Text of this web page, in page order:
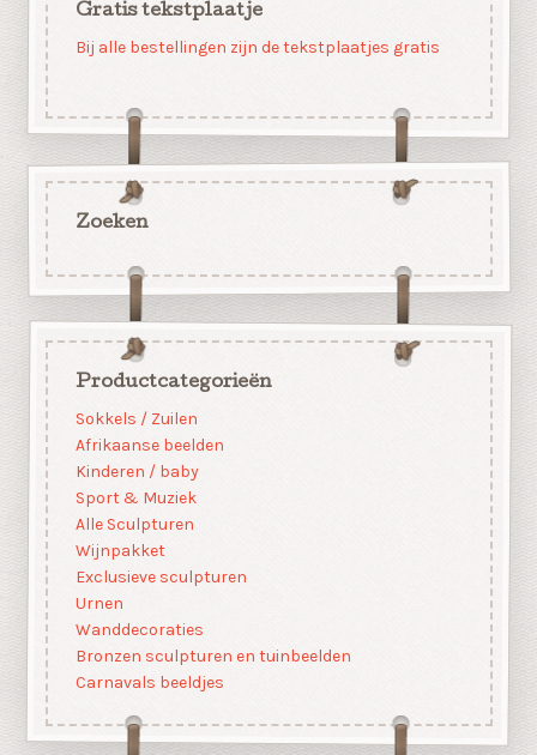
Gratis tekstplaatje
Bij alle bestellingen zijn de tekstplaatjes gratis
Zoeken
Productcategorieën
Sokkels / Zuilen
Afrikaanse beelden
Kinderen / baby
Sport & Muziek
Alle Sculpturen
Wijnpakket
Exclusieve sculpturen
Urnen
Wanddecoraties
Bronzen sculpturen en tuinbeelden
Carnavals beeldjes